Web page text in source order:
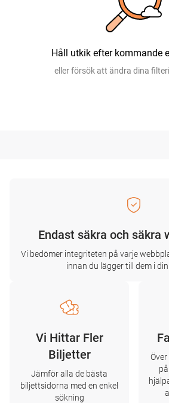
Håll utkik efter kommande
eller försök att ändra dina
Endast säkra och säkra
Vi bedömer integriteten på varje
innan du lägger till dem i din
Vi Hittar Fler
Biljetter
Jämför alla de bästa
biljettsidorna med en enkel
sökning